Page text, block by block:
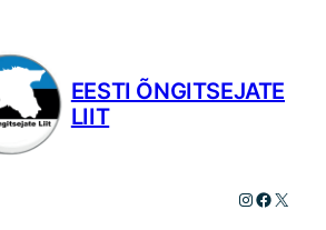
EESTI ÕNGITSEJATE
LIIT
Instagram
X